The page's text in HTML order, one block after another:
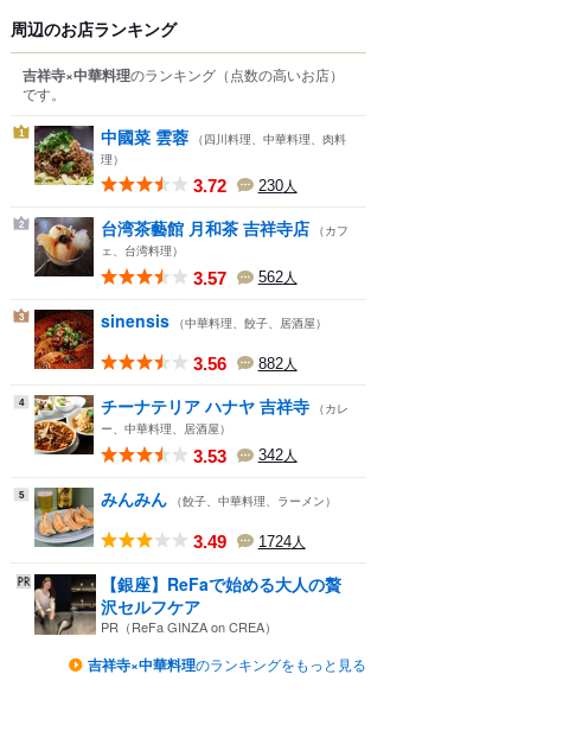
周辺のお店ランキング
吉祥寺×中華料理のランキング （点数の高いお店）
です。
1 中國菜 雲蓉 （四川料理、中華料理、肉料
理）
3.72 230人
2 台湾茶藝館 月和茶 吉祥寺店 （カフ
ェ、台湾料理）
3.57 562人
3 sinensis （中華料理、餃子、居酒屋）
3.56 882人
4 チーナテリア ハナヤ 吉祥寺 （カレ
ー、中華料理、居酒屋）
3.53 342人
5 みんみん （餃子、中華料理、ラーメン）
3.49 1724人
【銀座】ReFaで始める大人の贅
沢セルフケア
PR（ReFa GINZA on CREA）
吉祥寺×中華料理のランキングをもっと見る